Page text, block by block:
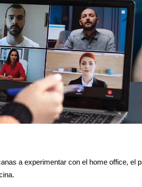
a experimentar con el home office, el